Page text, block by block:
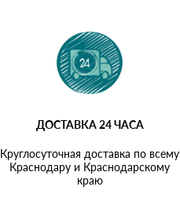
ДОСТАВКА 24 ЧАСА
Круглосуточная доставка по всему
Краснодару и Краснодарскому
краю